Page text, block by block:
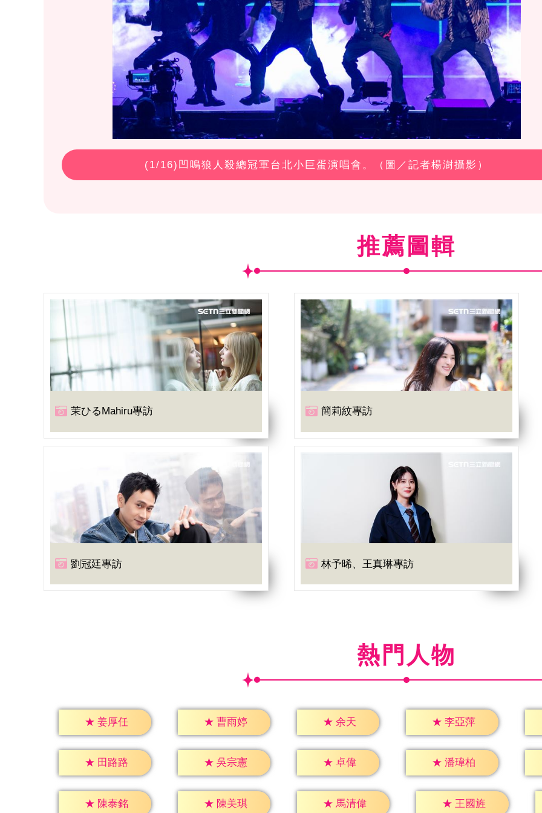
(1/16)凹嗚狼人殺總冠軍台北小巨蛋演唱會。（圖／記者楊澍攝影）
推薦圖輯
茉ひるMahiru專訪 簡莉紋專訪
劉冠廷專訪 林予晞、王真琳專訪
熱門人物
★ 姜厚任 ★ 曹雨婷 ★ 余天 ★ 李亞萍
★ 田路路 ★ 吳宗憲 ★ 卓偉 ★ 潘瑋柏
★ 陳泰銘 ★ 陳美琪 ★ 馬清偉 ★ 王國旌